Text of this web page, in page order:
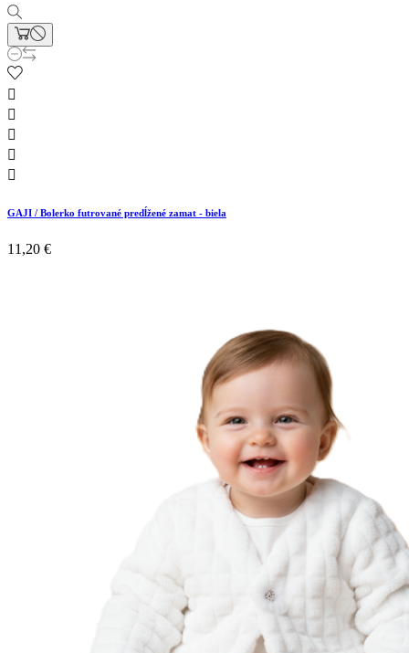





GAJI / Bolerko futrované predĺžené zamat - biela
11,20 €